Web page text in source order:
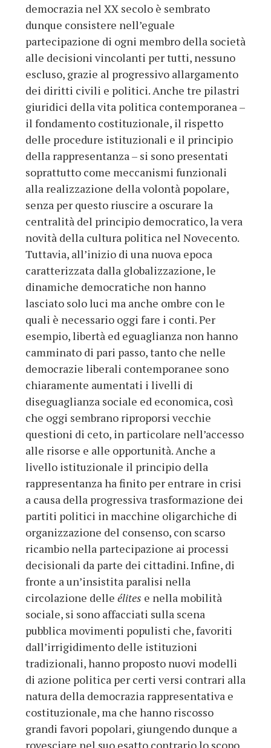
democrazia nel XX secolo è sembrato
dunque consistere nell’eguale
partecipazione di ogni membro della società
alle decisioni vincolanti per tutti, nessuno
escluso, grazie al progressivo allargamento
dei diritti civili e politici. Anche tre pilastri
giuridici della vita politica contemporanea –
il fondamento costituzionale, il rispetto
delle procedure istituzionali e il principio
della rappresentanza – si sono presentati
soprattutto come meccanismi funzionali
alla realizzazione della volontà popolare,
senza per questo riuscire a oscurare la
centralità del principio democratico, la vera
novità della cultura politica nel Novecento.
Tuttavia, all’inizio di una nuova epoca
caratterizzata dalla globalizzazione, le
dinamiche democratiche non hanno
lasciato solo luci ma anche ombre con le
quali è necessario oggi fare i conti. Per
esempio, libertà ed eguaglianza non hanno
camminato di pari passo, tanto che nelle
democrazie liberali contemporanee sono
chiaramente aumentati i livelli di
diseguaglianza sociale ed economica, così
che oggi sembrano riproporsi vecchie
questioni di ceto, in particolare nell’accesso
alle risorse e alle opportunità. Anche a
livello istituzionale il principio della
rappresentanza ha finito per entrare in crisi
a causa della progressiva trasformazione dei
partiti politici in macchine oligarchiche di
organizzazione del consenso, con scarso
ricambio nella partecipazione ai processi
decisionali da parte dei cittadini. Infine, di
fronte a un’insistita paralisi nella
circolazione delle élites e nella mobilità
sociale, si sono affacciati sulla scena
pubblica movimenti populisti che, favoriti
dall’irrigidimento delle istituzioni
tradizionali, hanno proposto nuovi modelli
di azione politica per certi versi contrari alla
natura della democrazia rappresentativa e
costituzionale, ma che hanno riscosso
grandi favori popolari, giungendo dunque a
rovesciare nel suo esatto contrario lo scopo